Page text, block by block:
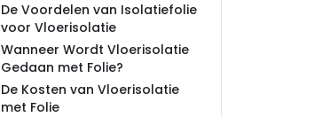
De Voordelen van Isolatiefolie
voor Vloerisolatie
Wanneer Wordt Vloerisolatie
Gedaan met Folie?
De Kosten van Vloerisolatie
met Folie